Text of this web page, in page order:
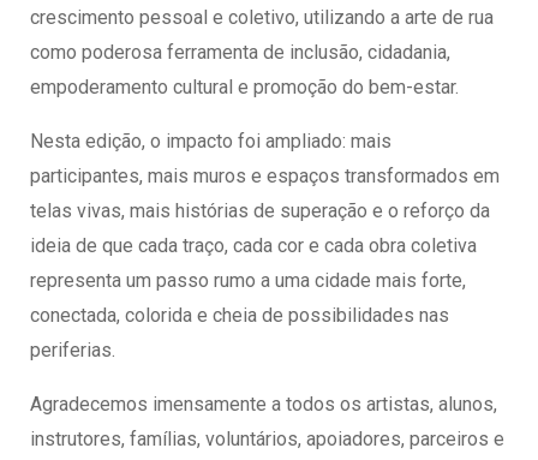
crescimento pessoal e coletivo, utilizando a arte de rua
como poderosa ferramenta de inclusão, cidadania,
empoderamento cultural e promoção do bem-estar.
Nesta edição, o impacto foi ampliado: mais
participantes, mais muros e espaços transformados em
telas vivas, mais histórias de superação e o reforço da
ideia de que cada traço, cada cor e cada obra coletiva
representa um passo rumo a uma cidade mais forte,
conectada, colorida e cheia de possibilidades nas
periferias.
Agradecemos imensamente a todos os artistas, alunos,
instrutores, famílias, voluntários, apoiadores, parceiros e